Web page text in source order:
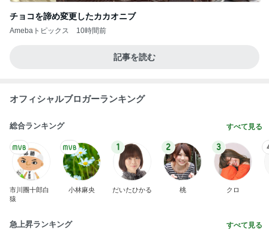
チョコを諦め変更したカカオニブ
Amebaトピックス 10時間前
記事を読む
オフィシャルブロガーランキング
総合ランキング すべて見る
市川團十郎白
猿
小林麻央
1
だいたひかる
2
桃
3
クロ
急上昇ランキング すべて見る